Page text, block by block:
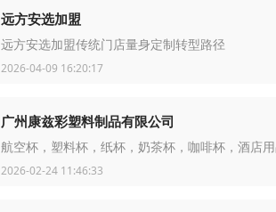
远方安选加盟
远方安选加盟传统门店量身定制转型路径
2026-04-09 16:20:17
广州康兹彩塑料制品有限公司
航空杯，塑料杯，纸杯，奶茶杯，咖啡杯，酒店
2026-02-24 11:46:33